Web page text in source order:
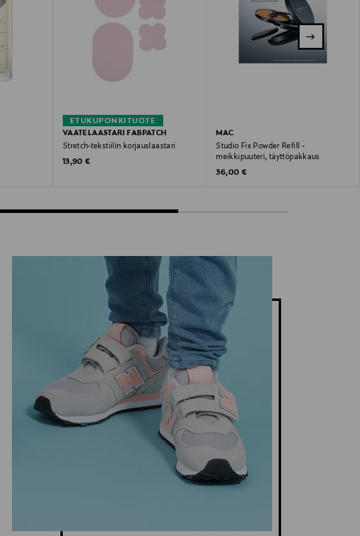
ETUKUPONKITUOTE
VAATELAASTARI FABPATCH
Stretch-tekstiilin korjauslaastari
Original Price
13,90 €
MAC
Studio Fix Powder Refill -
meikkipuuteri, täyttöpakkaus
Original Price
36,00 €